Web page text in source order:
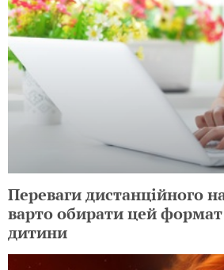
Переваги дистанційного
варто обирати цей
дитини